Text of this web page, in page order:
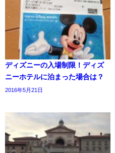
ディズニーの入場制限！ディズ
ニーホテルに泊まった場合は？
2016年5月21日